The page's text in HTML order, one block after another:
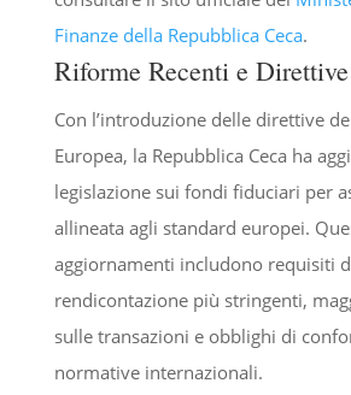
Finanze della Repubblica Ceca.
Riforme Recenti e
Con l’introduzione delle direttive
Europea, la Repubblica Ceca ha
legislazione sui fondi fiduciari per
allineata agli standard europei.
aggiornamenti includono requisiti
rendicontazione più stringenti,
sulle transazioni e obblighi di
normative internazionali.